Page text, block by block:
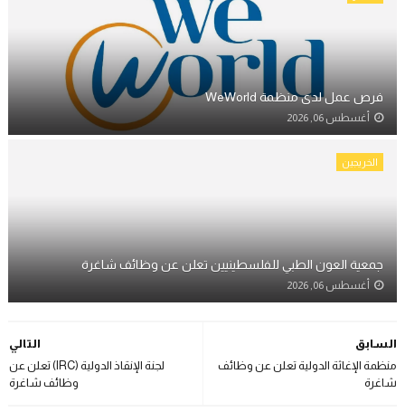
فرص عمل لدى منظمة WeWorld
أغسطس 06, 2026
الخريجين
جمعية العون الطبي للفلسطينيين تعلن عن وظائف شاغرة
أغسطس 06, 2026
التالي
لجنة الإنقاذ الدولية (IRC) تعلن عن
وظائف شاغرة
السابق
منظمة الإغاثة الدولية تعلن عن وظائف
شاغرة